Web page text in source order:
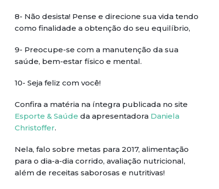
8- Não desista! Pense e direcione sua vida tendo
como finalidade a obtenção do seu equilíbrio,
9- Preocupe-se com a manutenção da sua
saúde, bem-estar físico e mental.
10- Seja feliz com você!
Confira a matéria na íntegra publicada no site
Esporte & Saúde da apresentadora Daniela
Christoffer.
Nela, falo sobre metas para 2017, alimentação
para o dia-a-dia corrido, avaliação nutricional,
além de receitas saborosas e nutritivas!